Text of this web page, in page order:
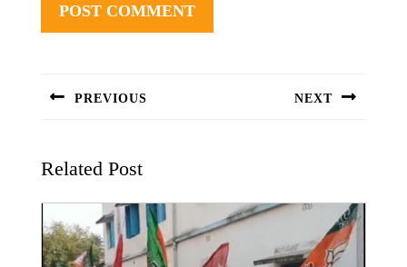
navigation
PREVIOUS NEXT
Related Post